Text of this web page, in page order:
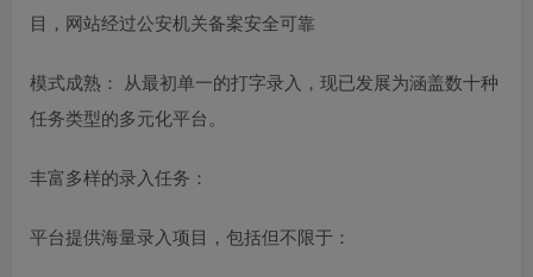
目，网站经过公安机关备案安全可靠
模式成熟： 从最初单一的打字录入，现已发展为涵盖数十种
任务类型的多元化平台。
丰富多样的录入任务：
平台提供海量录入项目，包括但不限于：